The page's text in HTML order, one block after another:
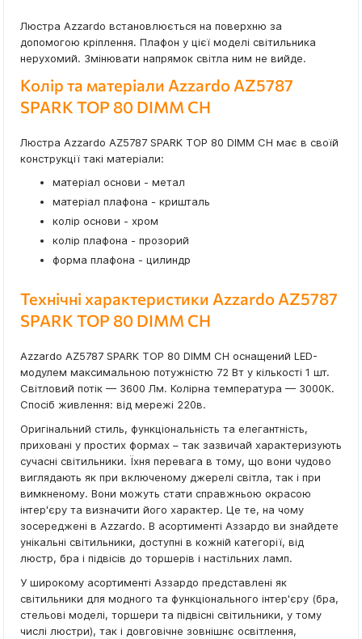
Люстра Azzardo встановлюється на поверхню за
допомогою кріплення. Плафон у цієї моделі світильника
нерухомий. Змінювати напрямок світла ним не вийде.
Колір та матеріали Azzardo AZ5787
SPARK TOP 80 DIMM CH
Люстра Azzardo AZ5787 SPARK TOP 80 DIMM CH має в своїй
конструкції такі матеріали:
матеріал основи - метал
матеріал плафона - кришталь
колір основи - хром
колір плафона - прозорий
форма плафона - цилиндр
Технічні характеристики Azzardo AZ5787
SPARK TOP 80 DIMM CH
Azzardo AZ5787 SPARK TOP 80 DIMM CH оснащений LED-
модулем максимальною потужністю 72 Вт у кількості 1 шт.
Світловий потік — 3600 Лм. Колірна температура — 3000К.
Спосіб живлення: від мережі 220в.
Оригінальний стиль, функціональність та елегантність,
приховані у простих формах – так зазвичай характеризують
сучасні світильники. Їхня перевага в тому, що вони чудово
виглядають як при включеному джерелі світла, так і при
вимкненому. Вони можуть стати справжньою окрасою
інтер'єру та визначити його характер. Це те, на чому
зосереджені в Azzardo. В асортименті Аззардо ви знайдете
унікальні світильники, доступні в кожній категорії, від
люстр, бра і підвісів до торшерів і настільних ламп.
У широкому асортименті Аззардо представлені як
світильники для модного та функціонального інтер'єру (бра,
стельові моделі, торшери та підвісні світильники, у тому
числі люстри), так і довговічне зовнішнє освітлення,